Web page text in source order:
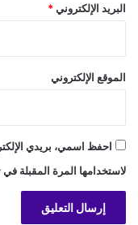
البريد الإلكتروني *
الموقع الإلكتروني
احفظ اسمي، بريدي
لاستخدامها المرة المقبلة في